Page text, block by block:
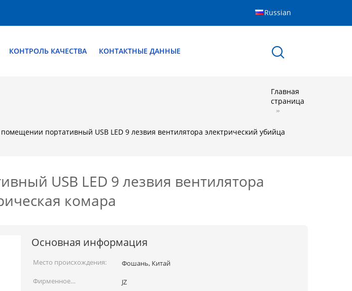
Russian
КОНТРОЛЬ КАЧЕСТВА КОНТАКТНЫЕ ДАННЫЕ
Главная
страница
портативный USB LED 9 лезвия вентилятора электрический убийца
USB LED 9 лезвия вентилятора
комара
Основная информация
Место происхождения:
Фошань, Китай
Фирменное
JZ